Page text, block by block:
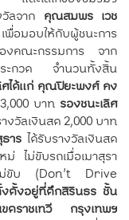
ลจาก คุณสมพร เวช
อมอบให้กับผู้ชนะการ
งคณะกรรมการ จาก
ประกวด จำนวนทั้งสิ้น
ศได้แก่ คุณปิยะพงศ์ คง
บาท รองชนะเลิศ
งวัลเงินสด 2,000 บาท
ารได้รับรางวัลเงินสด
ไม่ขับรถเมื่อเมาสุรา
ม่ขับ (Don’t Drive
งตั้งอยู่ที่ตึกสิรินธร ชั้น
ราชเทวี กรุงเทพฯ